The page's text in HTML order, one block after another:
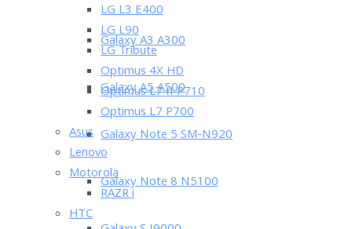
Galaxy A3 A300
Galaxy A5 A500
Galaxy Note 5 SM-N920
Galaxy Note 8 N5100
LG L3 E400
LG L90
LG Tribute
Optimus 4X HD
Optimus L7 II P710
Optimus L7 P700
Asus
Lenovo
Motorola
RAZR i
HTC